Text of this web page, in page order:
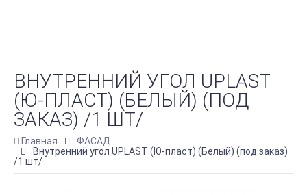
ВНУТРЕННИЙ УГОЛ UPLAST
(Ю-ПЛАСТ) (БЕЛЫЙ) (ПОД
ЗАКАЗ) /1 ШТ/
Главная
ФАСАД
Внутренний угол UPLAST (Ю-пласт) (Белый) (под заказ)
/1 шт/